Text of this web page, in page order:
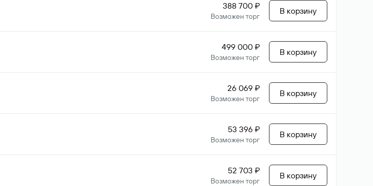
388 700 ₽
Возможен торг
В корзину
499 000 ₽
Возможен торг
В корзину
26 069 ₽
Возможен торг
В корзину
53 396 ₽
Возможен торг
В корзину
52 703 ₽
Возможен торг
В корзину